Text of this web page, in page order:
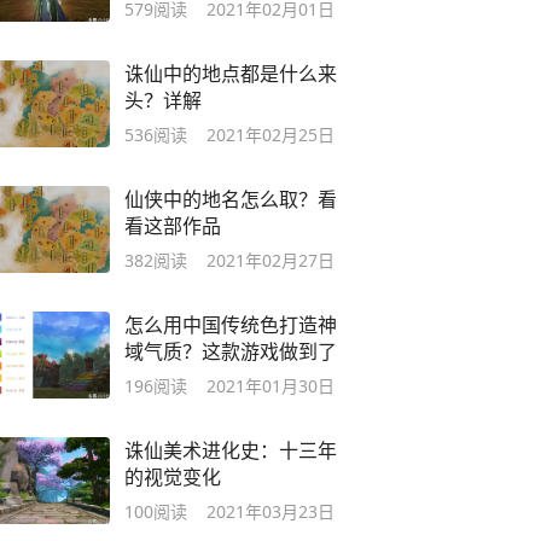
579阅读 2021年02月01日
诛仙中的地点都是什么来
头？详解
536阅读 2021年02月25日
仙侠中的地名怎么取？看
看这部作品
382阅读 2021年02月27日
怎么用中国传统色打造神
域气质？这款游戏做到了
196阅读 2021年01月30日
诛仙美术进化史：十三年
的视觉变化
100阅读 2021年03月23日